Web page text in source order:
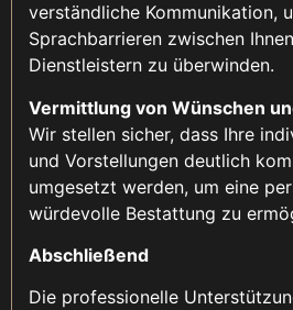
verständliche Kommunikation,
Sprachbarrieren zwischen
Dienstleistern zu überwinden.
Vermittlung von Wünschen
Wir stellen sicher, dass Ihre
und Vorstellungen deutlich
umgesetzt werden, um eine
würdevolle Bestattung zu
Abschließend
Die professionelle